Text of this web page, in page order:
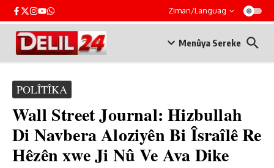
Skip to content Ziman/Languag
Menûya Sereke
POLÎTÎKA
Wall Street Journal: Hizbullah
Di Navbera Aloziyên Bi Îsraîlê Re
Hêzên xwe Ji Nû Ve Ava Dike